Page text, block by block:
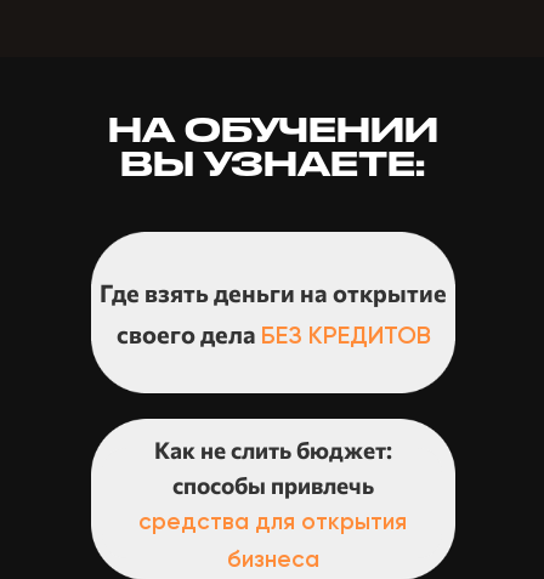
НА ОБУЧЕНИИ
ВЫ УЗНАЕТЕ:
Где взять деньги на открытие
своего дела БЕЗ КРЕДИТОВ
Как не слить бюджет:
способы привлечь
средства для открытия
бизнеса